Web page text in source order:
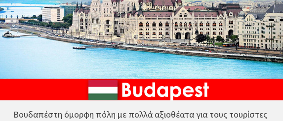
Βουδαπέστη όμορφη πόλη με πολλά αξιοθέατα για τους τουρίστες